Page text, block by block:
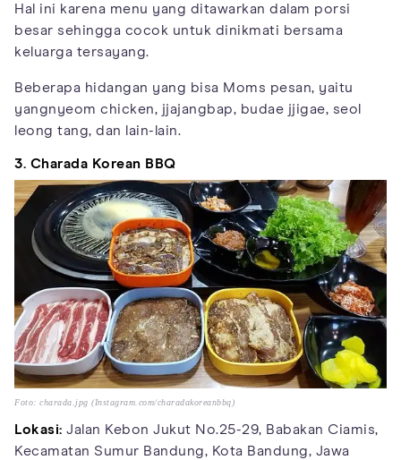
Hal ini karena menu yang ditawarkan dalam porsi
besar sehingga cocok untuk dinikmati bersama
keluarga tersayang.
Beberapa hidangan yang bisa Moms pesan, yaitu
yangnyeom chicken, jjajangbap, budae jjigae, seol
leong tang, dan lain-lain.
3. Charada Korean BBQ
Foto: charada.jpg (Instagram.com/charadakoreanbbq)
Lokasi: Jalan Kebon Jukut No.25-29, Babakan Ciamis,
Kecamatan Sumur Bandung, Kota Bandung, Jawa